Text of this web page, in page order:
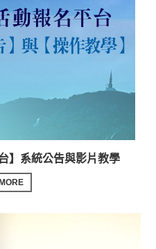
】系統公告與影片教學